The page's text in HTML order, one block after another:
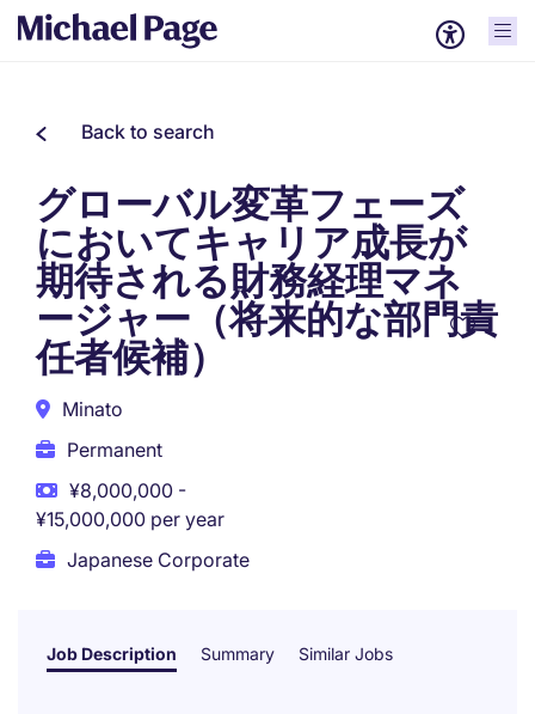
Back to search
グローバル変革フェーズ
においてキャリア成長が
期待される財務経理マネ
ージャー（将来的な部門責
任者候補）
Minato
Permanent
¥8,000,000 -
¥15,000,000 per year
Japanese Corporate
Job Description Summary Similar Jobs